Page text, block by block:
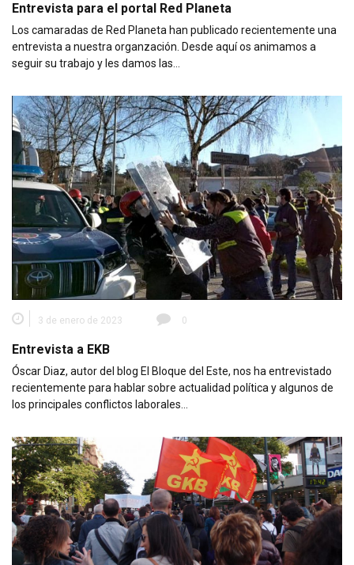
Entrevista para el portal Red Planeta
Los camaradas de Red Planeta han publicado recientemente una
entrevista a nuestra organzación. Desde aquí os animamos a
seguir su trabajo y les damos las…
3 de enero de 2023 0
Entrevista a EKB
Óscar Diaz, autor del blog El Bloque del Este, nos ha entrevistado
recientemente para hablar sobre actualidad política y algunos de
los principales conflictos laborales…